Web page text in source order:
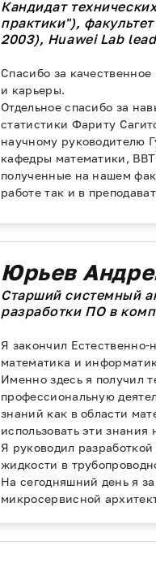
Кандидат
практики"),
2003), Huawei Lab
Спасибо за
и карьеры.
Отдельное спасибо за
статистики Фариту
научному руководителю
кафедры математики,
полученные на нашем
работе так и в
Юрьев
Старший системный
разработки ПО в
Я закончил
математика и
Именно здесь я получил
профессиональную
знаний как в области
использовать эти
Я руководил
жидкости в
На сегодняшний день я
микросервисной